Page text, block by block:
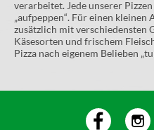
verarbeitet. Jede unserer
„aufpeppen“. Für einen kleinen
zusätzlich mit verschiedensten
Käsesorten und frischem
Pizza nach eigenem Belieben